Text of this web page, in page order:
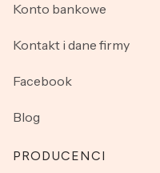
Konto bankowe
Kontakt i dane firmy
Facebook
Blog
PRODUCENCI